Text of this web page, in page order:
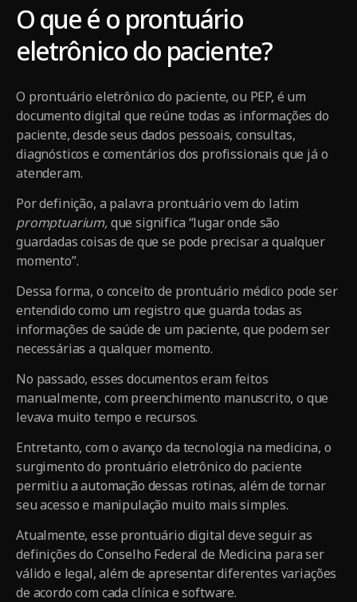
O que é o prontuário
eletrônico do paciente?
O prontuário eletrônico do paciente, ou PEP, é um
documento digital que reúne todas as informações do
paciente, desde seus dados pessoais, consultas,
diagnósticos e comentários dos profissionais que já o
atenderam.
Por definição, a palavra prontuário vem do latim
promptuarium,que significa “lugar onde são
guardadas coisas de que se pode precisar a qualquer
momento”.
Dessa forma, o conceito de prontuário médico pode ser
entendido como um registro que guarda todas as
informações de saúde de um paciente, que podem ser
necessárias a qualquer momento.
No passado, esses documentos eram feitos
manualmente, com preenchimento manuscrito, o que
levava muito tempo e recursos.
Entretanto, com o avanço da tecnologia na medicina, o
surgimento do prontuário eletrônico do paciente
permitiu a automação dessas rotinas, além de tornar
seu acesso e manipulação muito mais simples.
Atualmente, esse prontuário digital deve seguir as
definições do Conselho Federal de Medicina para ser
válido e legal, além de apresentar diferentes variações
de acordo com cada clínica e software.